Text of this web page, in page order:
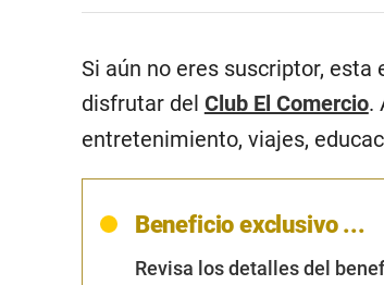
Si aún no eres suscriptor,
disfrutar del Club El Comercio.
entretenimiento, viajes,
Beneficio exclusivo ...
Revisa los detalles del